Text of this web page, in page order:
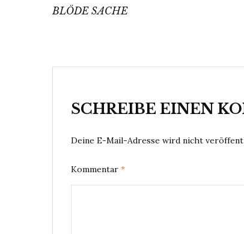
BLÖDE SACHE
SCHREIBE EINEN
Deine E-Mail-Adresse wird nicht
Kommentar *